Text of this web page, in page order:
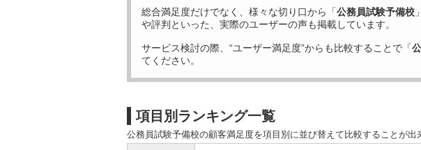
総合満足度だけでなく、様々な切り口から「公務員試験予備校
や評判といった、実際のユーザーの声も掲載しています。
サービス検討の際、“ユーザー満足度”からも比較することで「
てください。
項目別ランキング一覧
公務員試験予備校の顧客満足度を項目別に並び替えて比較することが出